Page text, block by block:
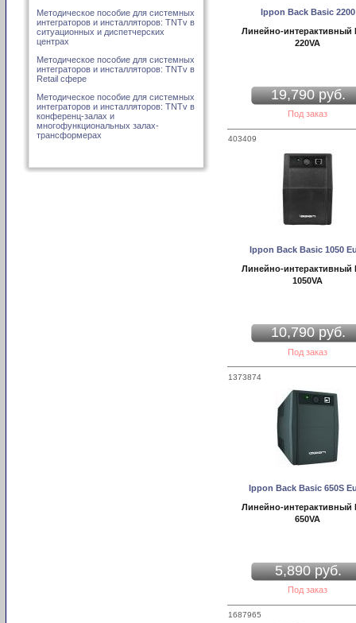
Методическое пособие для системных
интеграторов и инсталляторов: TNTv в
ситуационных и диспетчерских
центрах
Методическое пособие для системных
интеграторов и инсталляторов: TNTv в
Retail сфере
Методическое пособие для системных
интеграторов и инсталляторов: TNTv в
конференц-залах и
многофункциональных залах-
трансформерах
Ippon Back Basic 2200
Линейно-
220VA
19,790 руб.
Под заказ
403409
Ippon Back Basic 1050
Линейно-
1050VA
10,790 руб.
Под заказ
1373874
Ippon Back Basic 650S
Линейно-
650VA
5,890 руб.
Под заказ
1687965